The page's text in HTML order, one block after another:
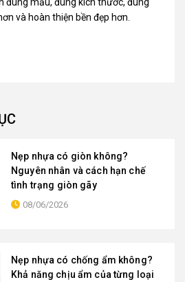
đúng mẫu, đúng kích thước, đúng
và hoàn thiện bền đẹp hơn.
Nẹp nhựa có giòn không?
Nguyên nhân và cách hạn chế
tình trạng giòn gãy
08/06/2026
Nẹp nhựa có chống ẩm không?
Khả năng chịu ẩm của từng loại